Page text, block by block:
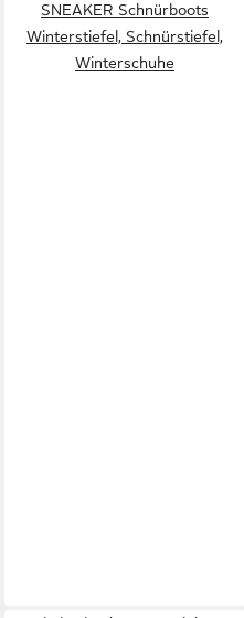
SNEAKER Schnürboots
Winterstiefel, Schnürstiefel,
Winterschuhe